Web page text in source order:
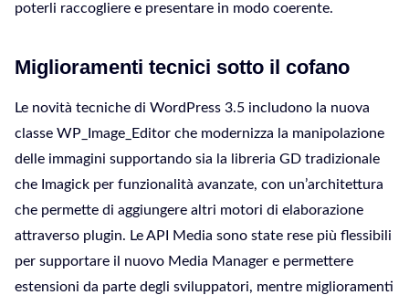
poterli raccogliere e presentare in modo coerente.
Miglioramenti tecnici sotto il cofano
Le novità tecniche di WordPress 3.5 includono la nuova
classe WP_Image_Editor che modernizza la manipolazione
delle immagini supportando sia la libreria GD tradizionale
che Imagick per funzionalità avanzate, con un’architettura
che permette di aggiungere altri motori di elaborazione
attraverso plugin. Le API Media sono state rese più flessibili
per supportare il nuovo Media Manager e permettere
estensioni da parte degli sviluppatori, mentre miglioramenti